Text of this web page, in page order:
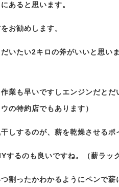
あると思います。
お勧めします。
いたい2キロの斧がいいと思い
業も早いですしエンジンだと
の特約店でもあります）
しするのが、薪を乾燥させるポ
るのも良いですね。（薪ラッ
割ったかわかるようにペンで